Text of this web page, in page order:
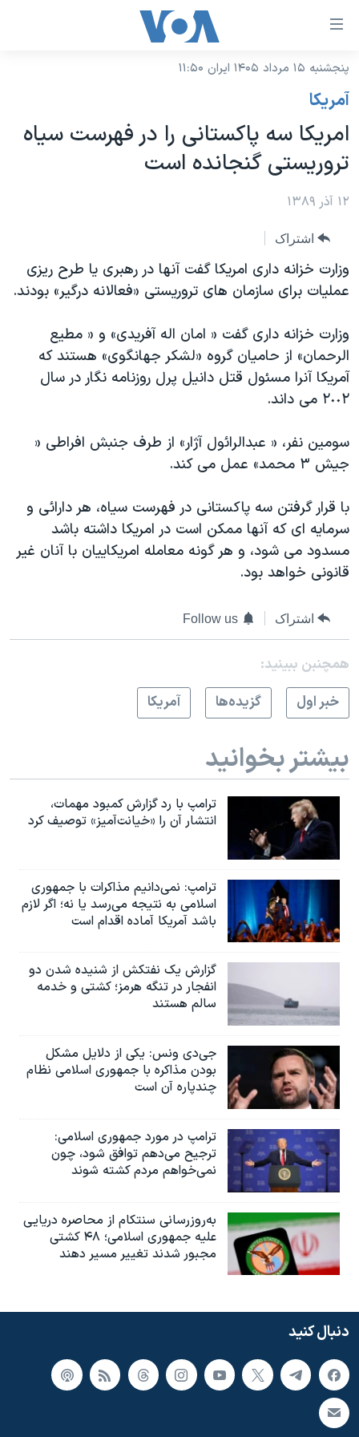
لینکهای
دسترسی
جهش
محتوای
اصلی
به
اصلی
جهش
به
نسخه سبک وب‌سایت
موضوع ها
ایران
آمریکا
جهان
گزیده‌ها
ویدیوها
فرهنگ و زندگی
حقوق شهروندی
علم و فناوری
گالری عکس
آرشیو پخش زنده
برنامه های تلویزیونی
جدول برنامه ها
صفحه‌های ویژه
عملیات خشم حماسی
بایگانی برنامه‌های تلویزیونی
مستندها
انتخابات ریاست جمهوری آمریکا ۲۰۲۴
رمز مهسا
اعتراضات زن، زندگی، آزادی
مجموعه مستندهای دادخواهی
تریبونال مردمی آبان ۹۸
قانون شفافیت دارائی کادر رهبری ایران
اعتراضات مردمی آبان ۹۸
اسرائیل در جنگ
نرگس محمدی برنده جایزه نوبل صلح
همایش محافظه‌کاران آمریکا «سی‌پک»
صفحه‌های ویژه
سفر پرزیدنت ترامپ به چین
فرکانس‌های صدای آمریکا
پخش رادیویی
یادگیری زبان انگلیسی
دنبال کنید
پنجشنبه ۱۵ مرداد ۱۴۰۵ ایران ۱۱:۵۰
آمريکا
امریکا سه پاکستانی را در فهرست سیاه
تروریستی گنجانده است
۱۲ آذر ۱۳۸۹
اشتراک
وزارت خزانه داری امریکا گفت آنها در رهبری یا طرح ریزی
عملیات برای سازمان های تروریستی «فعالانه درگیر» بودند.
وزارت خزانه داری گفت « امان اله آفریدی» و « مطیع
الرحمان» از حامیان گروه «لشکر جهانگوی» هستند که
آمریکا آنرا مسئول قتل دانیل پرل روزنامه نگار در سال
٢٠٠٢ می داند.
سومین نفر، « عبدالرائول آژار» از طرف جنبش افراطی «
جیش ۳ محمد» عمل می کند.
با قرار گرفتن سه پاکستانی در فهرست سیاه، هر دارائی و
سرمایه ای که آنها ممکن است در امریکا داشته باشد
مسدود می شود، و هر گونه معامله امریکاییان با آنان غیر
قانونی خواهد بود.
اشتراک Follow us
همچنبن ببینید:
خبر اول
گزيده‌ها آمريکا
بیشتر بخوانید
ترامپ با رد گزارش کمبود مهمات،
انتشار آن را «خیانت‌آمیز» توصیف کرد
ترامپ: نمی‌دانیم مذاکرات با جمهوری
اسلامی به نتیجه می‌رسد یا نه؛ اگر لازم
باشد آمریکا آماده اقدام است
گزارش یک نفتکش از شنیده شدن دو
انفجار در تنگه هرمز؛ کشتی و خدمه
سالم هستند
جی‌دی ونس: یکی از دلایل مشکل
بودن مذاکره با جمهوری اسلامی نظام
چندپاره آن است
ترامپ در مورد جمهوری اسلامی:
ترجیح می‌دهم توافق شود، چون
نمی‌خواهم مردم کشته شوند
به‌روزرسانی سنتکام از محاصره دریایی
علیه جمهوری اسلامی؛ ۴۸ کشتی
مجبور شدند تغییر مسیر دهند
دنبال کنید